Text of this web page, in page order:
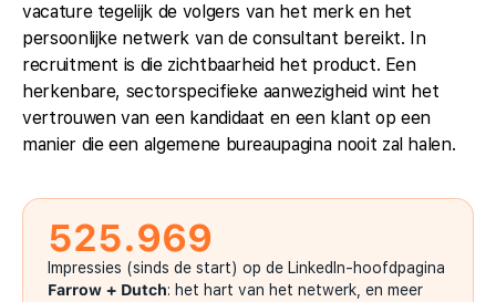
vacature tegelijk de volgers van het merk en het
persoonlijke netwerk van de consultant bereikt. In
recruitment is die zichtbaarheid het product. Een
herkenbare, sectorspecifieke aanwezigheid wint het
vertrouwen van een kandidaat en een klant op een
manier die een algemene bureaupagina nooit zal halen.
525.969
Impressies (sinds de start) op de LinkedIn-hoofdpagina
Farrow + Dutch: het hart van het netwerk, en meer